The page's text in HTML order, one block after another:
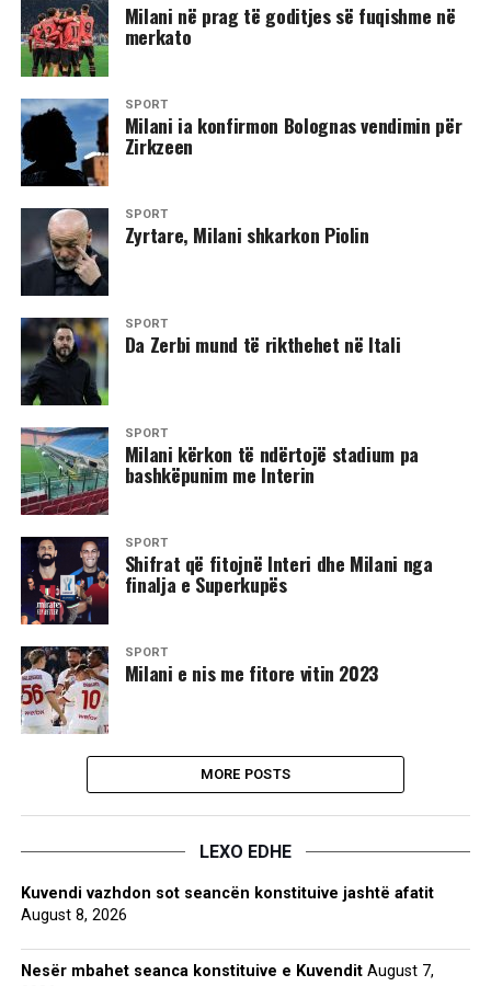
Milani në prag të goditjes së fuqishme në
merkato
SPORT
Milani ia konfirmon Bolognas vendimin për
Zirkzeen
SPORT
Zyrtare, Milani shkarkon Piolin
SPORT
Da Zerbi mund të rikthehet në Itali
SPORT
Milani kërkon të ndërtojë stadium pa
bashkëpunim me Interin
SPORT
Shifrat që fitojnë Interi dhe Milani nga
finalja e Superkupës
SPORT
Milani e nis me fitore vitin 2023
MORE POSTS
LEXO EDHE
Kuvendi vazhdon sot seancën konstituive jashtë afatit
August 8, 2026
Nesër mbahet seanca konstituive e Kuvendit August 7,